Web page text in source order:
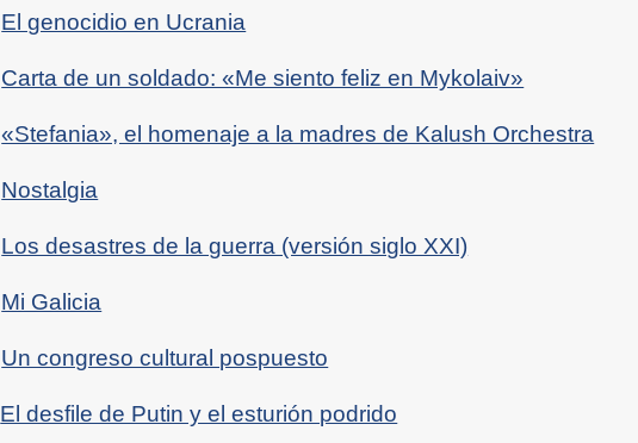
El genocidio en Ucrania
Carta de un soldado: «Me siento feliz en Mykolaiv»
«Stefania», el homenaje a la madres de Kalush Orchestra
Nostalgia
Los desastres de la guerra (versión siglo XXI)
Mi Galicia
Un congreso cultural pospuesto
El desfile de Putin y el esturión podrido